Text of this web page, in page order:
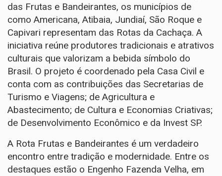
das Frutas e Bandeirantes, os municípios de
como Americana, Atibaia, Jundiaí, São Roque e
Capivari representam das Rotas da Cachaça. A
iniciativa reúne produtores tradicionais e atrativos
culturais que valorizam a bebida símbolo do
Brasil. O projeto é coordenado pela Casa Civil e
conta com as contribuições das Secretarias de
Turismo e Viagens; de Agricultura e
Abastecimento; de Cultura e Economias Criativas;
de Desenvolvimento Econômico e da Invest SP.
A Rota Frutas e Bandeirantes é um verdadeiro
encontro entre tradição e modernidade. Entre os
destaques estão o Engenho Fazenda Velha, em